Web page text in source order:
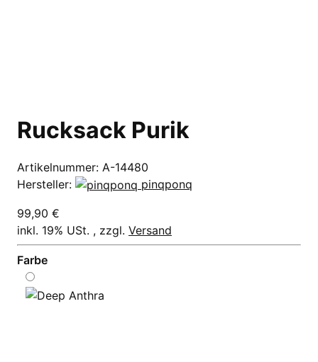
Rucksack Purik
Artikelnummer: A-14480
Hersteller:
pinqponq
99,90 €
inkl. 19% USt. , zzgl. Versand
Farbe